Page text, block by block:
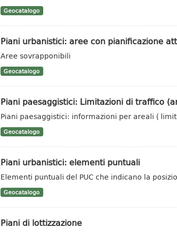
Geocatalogo
Piani urbanistici: aree con pianificazione
Aree sovrapponibili
Geocatalogo
Piani paesaggistici: Limitazioni di traffico
Piani paesaggistici: informazioni per areali (
Geocatalogo
Piani urbanistici: elementi puntuali
Elementi puntuali del PUC che indicano la
Geocatalogo
Piani di lottizzazione